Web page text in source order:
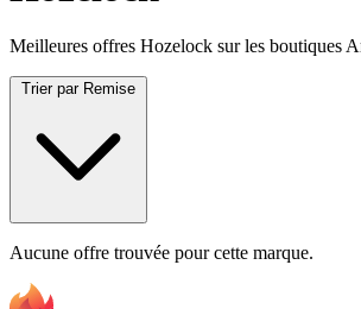
Meilleures offres Hozelock sur les boutiques
Trier par Remise
Aucune offre trouvée pour cette marque.